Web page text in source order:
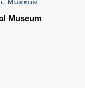
Museum